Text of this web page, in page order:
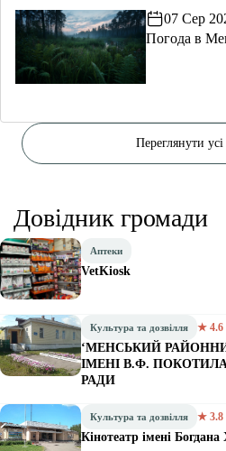
07 Сер
Погода в
Переглянути
Довідник громади
Аптеки
VetKiosk
Культура та дозвілля ★ 4.6
‘МЕНСЬКИЙ
ІМЕНІ В.Ф.
РАДИ
Культура та дозвілля ★ 3.8
Кінотеатр імені